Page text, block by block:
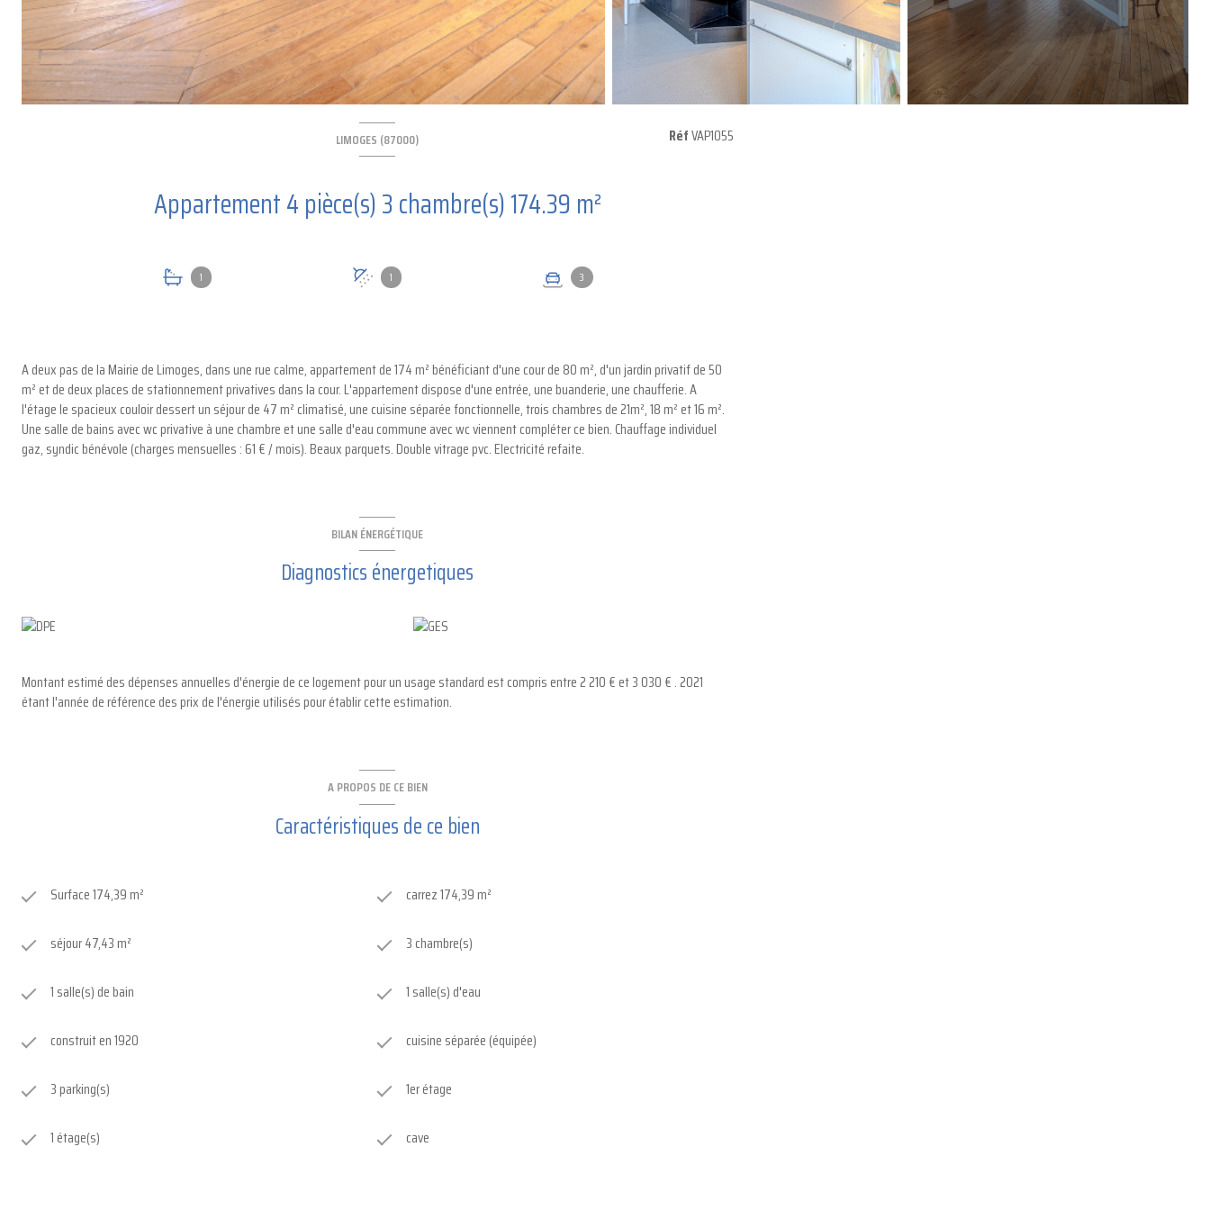
LIMOGES (87000)
Appartement 4 pièce(s) 3 chambre(s) 174.39 m²
1 1 3
RéfVAP1055
A deux pas de la Mairie de Limoges, dans une rue calme, appartement de 174 m² bénéficiant d'une cour de 80 m², d'un jardin privatif de 50
m² et de deux places de stationnement privatives dans la cour. L'appartement dispose d'une entrée, une buanderie, une chaufferie. A
l'étage le spacieux couloir dessert un séjour de 47 m² climatisé, une cuisine séparée fonctionnelle, trois chambres de 21m², 18 m² et 16 m².
Une salle de bains avec wc privative à une chambre et une salle d'eau commune avec wc viennent compléter ce bien. Chauffage individuel
gaz, syndic bénévole (charges mensuelles : 61 € / mois). Beaux parquets. Double vitrage pvc. Electricité refaite.
BILAN ÉNERGÉTIQUE
Diagnostics énergetiques
Montant estimé des dépenses annuelles d'énergie de ce logement pour un usage standard est compris entre 2 210 € et 3 030 € . 2021
étant l'année de référence des prix de l'énergie utilisés pour établir cette estimation.
A PROPOS DE CE BIEN
Caractéristiques de ce bien
Surface 174,39 m² carrez 174,39 m²
séjour 47,43 m² 3 chambre(s)
1 salle(s) de bain 1 salle(s) d'eau
construit en 1920 cuisine séparée (équipée)
3 parking(s) 1er étage
1 étage(s) cave